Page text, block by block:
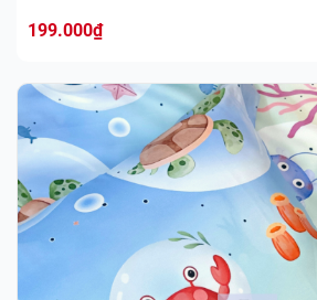
199.000₫